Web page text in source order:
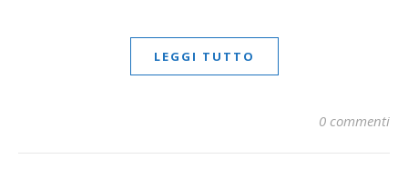
LEGGI TUTTO
0 commenti